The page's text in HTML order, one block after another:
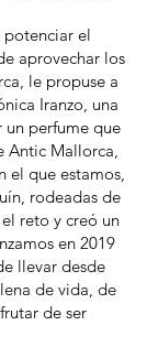
el
aprovechar los
le propuse a
Iranzo, una
un perfume que
Antic Mallorca,
el que estamos,
rodeadas de
reto y creó un
en 2019
llevar desde
de vida, de
de ser